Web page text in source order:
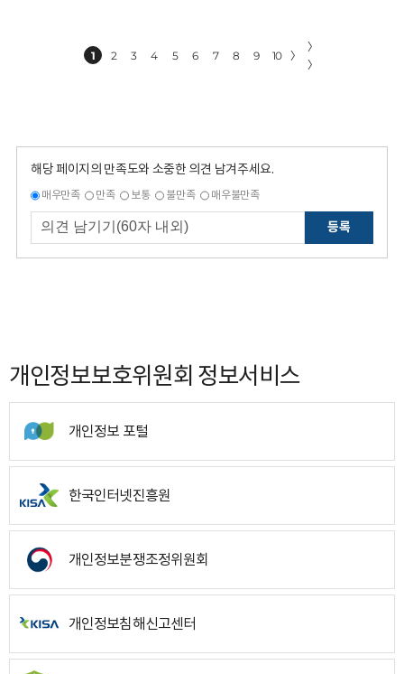
1 2 3 4 5 6 7 8 9 10 〉
〉
〉
해당 페이지의 만족도와 소중한 의견 남겨주세요.
매우만족 만족 보통 불만족 매우불만족
등록
개인정보보호위원회 정보서비스
개인정보 포털
한국인터넷진흥원
개인정보분쟁조정위원회
개인정보침해신고센터